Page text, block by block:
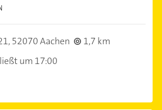
52070 Aachen
1,7 km
um 17:00